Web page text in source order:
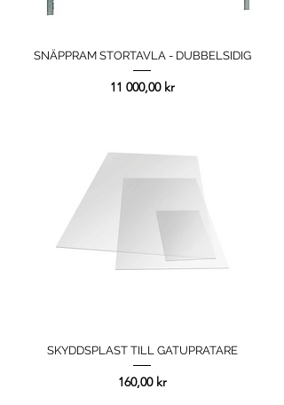
SNÄPPRAM STORTAVLA - DUBBELSIDIG
Pris
11 000,00 kr
SKYDDSPLAST TILL GATUPRATARE
Pris
160,00 kr